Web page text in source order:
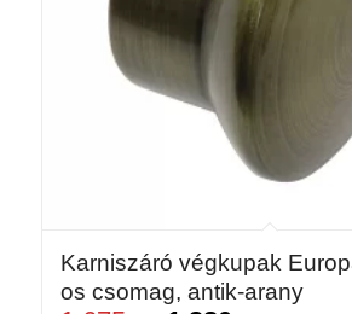
Karniszáró végkupak
os csomag, antik-arany